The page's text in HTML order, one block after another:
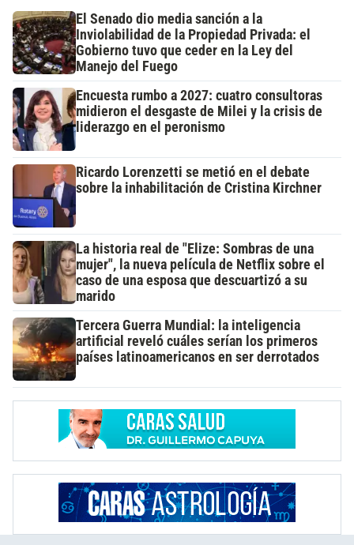
El Senado dio media sanción a la
Inviolabilidad de la Propiedad Privada: el
Gobierno tuvo que ceder en la Ley del
Manejo del Fuego
Encuesta rumbo a 2027: cuatro consultoras
midieron el desgaste de Milei y la crisis de
liderazgo en el peronismo
Ricardo Lorenzetti se metió en el debate
sobre la inhabilitación de Cristina Kirchner
La historia real de "Elize: Sombras de una
mujer", la nueva película de Netflix sobre el
caso de una esposa que descuartizó a su
marido
Tercera Guerra Mundial: la inteligencia
artificial reveló cuáles serían los primeros
países latinoamericanos en ser derrotados